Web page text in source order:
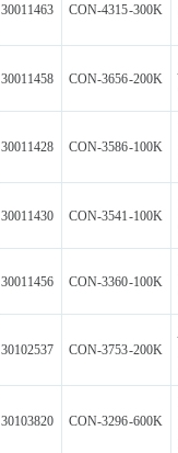
30011463 CON-4315-300K
30011458 CON-3656-200K
30011428 CON-3586-100K
30011430 CON-3541-100K
30011456 CON-3360-100K
30102537 CON-3753-200K
30103820 CON-3296-600K